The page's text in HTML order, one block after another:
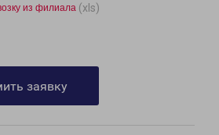
из филиала (xls)
заявку